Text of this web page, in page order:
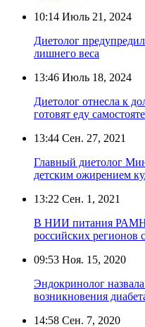
10:14 Июль 21, 2024
Диетолог
лишнего веса
13:46 Июль 18, 2024
Диетолог отнесла к
готовят еду
13:44 Сен. 27, 2021
Главный диетолог
детским ожирением
13:22 Сен. 1, 2021
В НИИ питания РАМН
российских регионов
09:53 Ноя. 15, 2020
Эндокринолог
возникновения
14:58 Сен. 7, 2020